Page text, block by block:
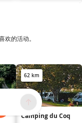
的活动。
62 km
Camping du Coq